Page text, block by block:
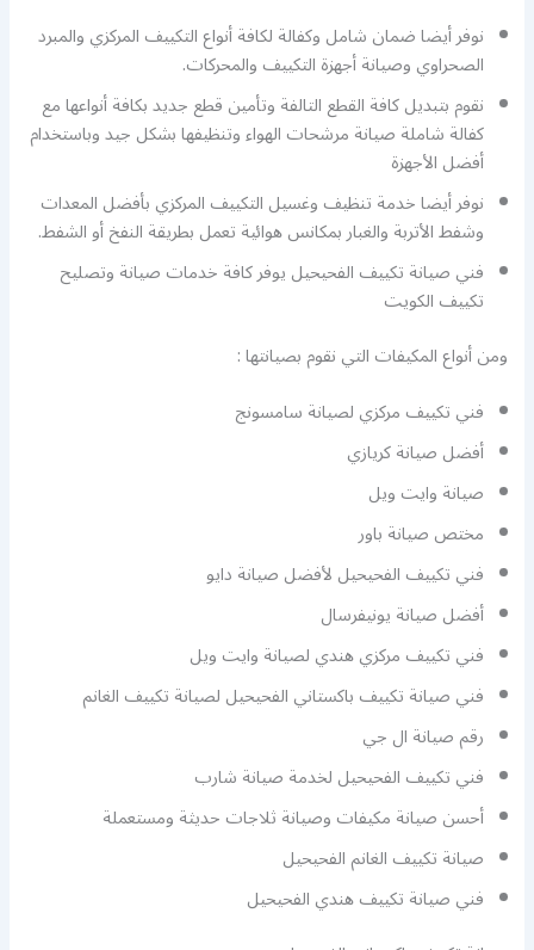
نوفر أيضا ضمان شامل وكفالة لكافة أنواع التكييف المركزي والمبرد
الصحراوي وصيانة أجهزة التكييف والمحركات.
نقوم بتبديل كافة القطع التالفة وتأمين قطع جديد بكافة أنواعها مع
كفالة شاملة صيانة مرشحات الهواء وتنظيفها بشكل جيد وباستخدام
أفضل الأجهزة
نوفر أيضا خدمة تنظيف وغسيل التكييف المركزي بأفضل المعدات
وشفط الأتربة والغبار بمكانس هوائية تعمل بطريقة النفخ أو الشفط.
فني صيانة تكييف الفحيحيل يوفر كافة خدمات صيانة وتصليح
تكييف الكويت
ومن أنواع المكيفات التي نقوم بصيانتها :
فني تكييف مركزي لصيانة سامسونج
أفضل صيانة كريازي
صيانة وايت ويل
مختص صيانة باور
فني تكييف الفحيحيل لأفضل صيانة دايو
أفضل صيانة يونيفرسال
فني تكييف مركزي هندي لصيانة وايت ويل
فني صيانة تكييف باكستاني الفحيحيل لصيانة تكييف الغانم
رقم صيانة ال جي
فني تكييف الفحيحيل لخدمة صيانة شارب
أحسن صيانة مكيفات وصيانة ثلاجات حديثة ومستعملة
صيانة تكييف الغانم الفحيحيل
فني صيانة تكييف هندي الفحيحيل